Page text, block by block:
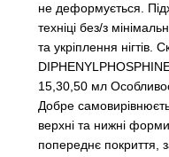
не деформується.
техніці без/з
та укріплення
15,30,50 мл
Добре
верхні та нижні
попереднє покриття,